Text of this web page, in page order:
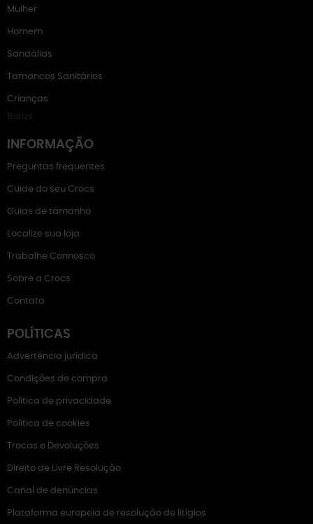
Mulher
Homem
Sandálias
Tamancos Sanitários
Crianças
Botas
INFORMAÇÃO
Preguntas frequentes
Cuide do seu Crocs
Guias de tamanho
Localize sua loja
Trabalhe Connosco
Sobre a Crocs
Contato
POLÍTICAS
Advertência jurídica
Condições de compra
Política de privacidade
Política de cookies
Trocas e Devoluções
Direito de Livre Resolução
Canal de denúncias
Plataforma europeia de resolução de litígios